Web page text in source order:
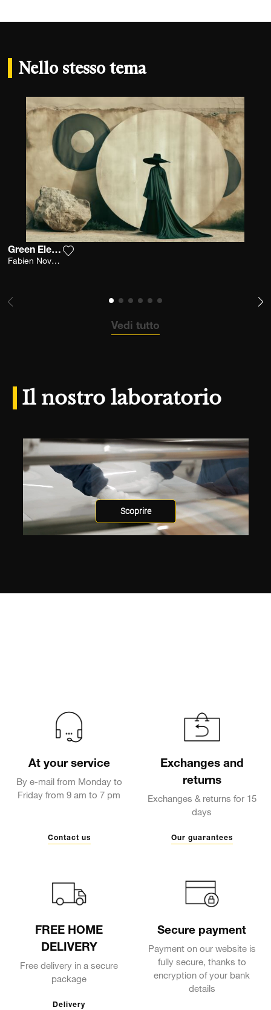
Nello stesso tema
Green Elegance
Fabien Novarino
Vedi tutto
Il nostro laboratorio
Scoprire
At your service
By e-mail from Monday to
Friday from 9 am to 7 pm
Contact us
Exchanges and
returns
Exchanges & returns for 15
days
Our guarantees
FREE HOME
DELIVERY
Free delivery in a secure
package
Delivery
Secure payment
Payment on our website is
fully secure, thanks to
encryption of your bank
details